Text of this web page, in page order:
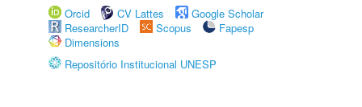
Orcid
CV Lattes
Google Scholar
ResearcherID
Scopus
Fapesp
Dimensions
Repositório Institucional UNESP